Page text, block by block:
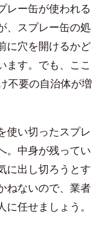
レー缶が使われる
、スプレー缶の処
に穴を開けるかど
ます。でも、ここ
不要の自治体が増
使い切ったスプレ
。中身が残ってい
に出し切ろうとす
ねないので、業者
任せましょう。